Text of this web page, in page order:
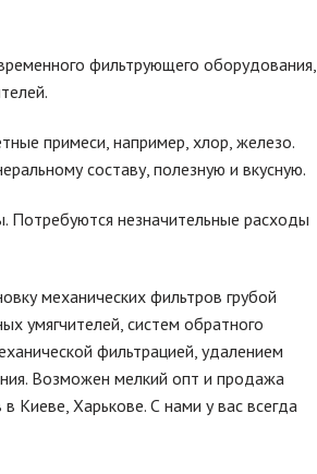
фильтрующего оборудования,
примеси, например, хлор, железо.
составу, полезную и вкусную.
Потребуются незначительные расходы
механических фильтров грубой
умягчителей, систем обратного
фильтрацией, удалением
Возможен мелкий опт и продажа
Киеве, Харькове. С нами у вас всегда